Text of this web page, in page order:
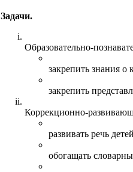
Задачи.
Образовательно-
закрепить знания о
закрепить
Коррекционно-
развивать речь
обогащать